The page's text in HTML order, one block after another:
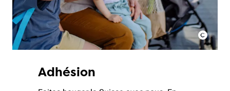
Adhésion